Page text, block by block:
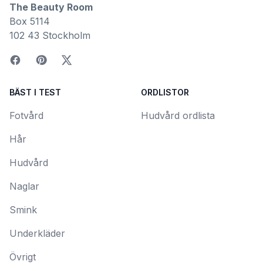
The Beauty Room
Box 5114
102 43 Stockholm
BÄST I TEST
Fotvård
Hår
Hudvård
Naglar
Smink
Underkläder
Övrigt
ORDLISTOR
Hudvård ordlista